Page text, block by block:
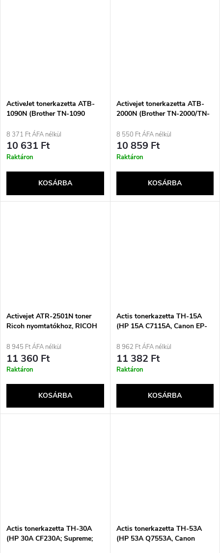
ActiveJet tonerkazetta ATB-
1090N (Brother TN-1090
oldal; fekete)
8 371 Ft ÁFA nélkül
10 631 Ft
Raktáron
KOSÁRBA
Activejet tonerkazetta ATB-
2000N (Brother TN-2000/TN-
oldal; fekete)
8 550 Ft ÁFA nélkül
10 859 Ft
Raktáron
KOSÁRBA
Activejet ATR-2501N toner
Ricoh nyomtatókhoz, RICOH
nyomtatók cseréje; Supreme;
9000 oldal; fekete
8 945 Ft ÁFA nélkül
11 360 Ft
Raktáron
KOSÁRBA
Actis tonerkazetta TH-15A
(HP 15A C7115A, Canon EP-
fekete)
8 962 Ft ÁFA nélkül
11 382 Ft
Raktáron
KOSÁRBA
Actis tonerkazetta TH-30A
(HP 30A CF230A; Supreme;
Actis tonerkazetta TH-53A
(HP 53A Q7553A, Canon